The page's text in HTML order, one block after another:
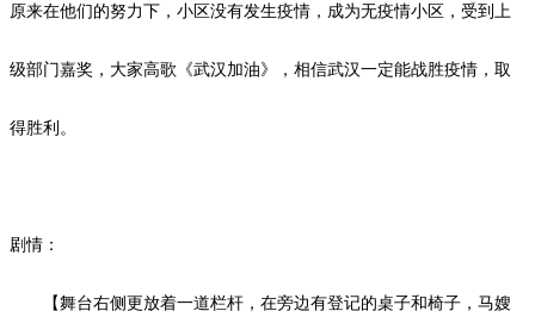
原来在他们的努力下，小区没有发生疫情，成为无疫情小区，受到上
级部门嘉奖，大家高歌《武汉加油》，相信武汉一定能战胜疫情，取
得胜利。
剧情：
【舞台右侧更放着一道栏杆，在旁边有登记的桌子和椅子，马嫂